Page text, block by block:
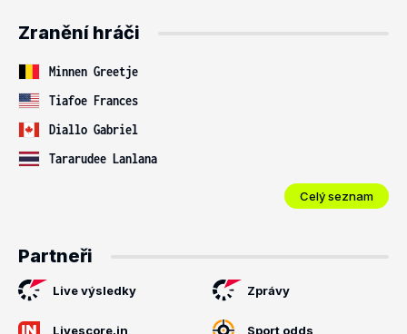
Zranění hráči
Minnen Greetje
Tiafoe Frances
Diallo Gabriel
Tararudee Lanlana
Celý seznam
Partneři
Live výsledky Zprávy
Livescore.in Sport odds